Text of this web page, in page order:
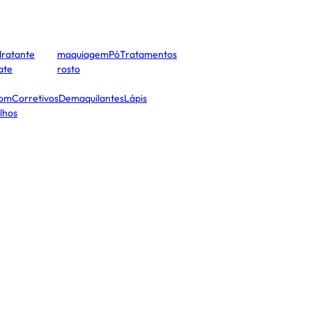
CorretivosDemaquilantesLápis
maquiagemPóTratamentos
rosto